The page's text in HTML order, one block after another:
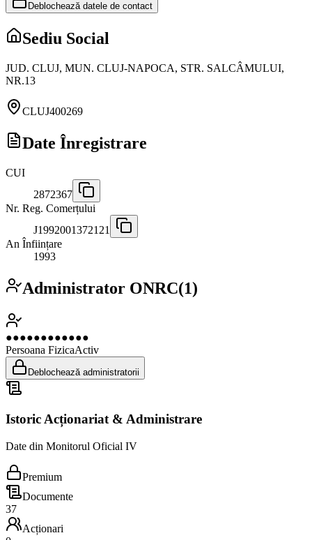
Deblochează datele de contact
Sediu Social
JUD. CLUJ, MUN. CLUJ-NAPOCA, STR. SALCÂMULUI,
NR.13
CLUJ400269
Date Înregistrare
CUI
2872367
Nr. Reg. Comerțului
J1992001372121
An Înființare
1993
Administrator ONRC(1)
●●●●●●●●●●●●
Persoana FizicaActiv
Deblochează administratorii
Istoric Acționariat & Administrare
Date din Monitorul Oficial IV
Premium
Documente
37
Acționari